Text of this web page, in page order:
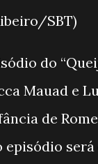
SBT)
do
Mauad e
de
será